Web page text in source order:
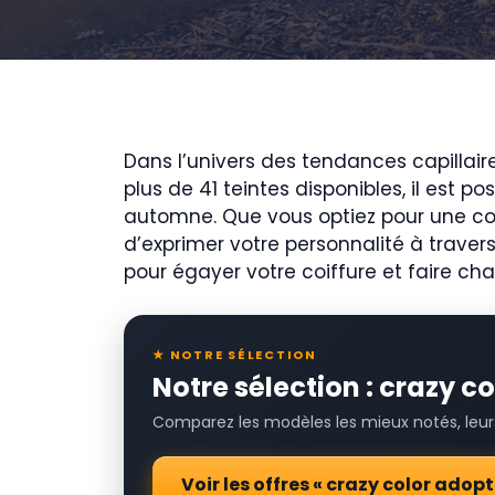
Dans l’univers des tendances
plus de 41 teintes disponibles, il est
automne. Que vous optiez pour une
d’exprimer votre personnalité à
pour égayer votre coiffure et faire
★ NOTRE SÉLECTION
Notre sélection : crazy
Comparez les modèles les mieux notés,
Voir les offres « crazy color